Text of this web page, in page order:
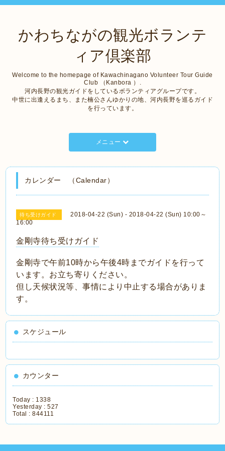
かわちながの観光ボランテ
ィア倶楽部
Welcome to the homepage of Kawachinagano Volunteer Tour Guide
Club （Kanbora ）.
河内長野の観光ガイドをしているボランティアグループです。
中世に出逢えるまち、また楠公さんゆかりの地、河内長野を巡るガイド
を行っています。
メニュー
カレンダー （Calendar）
待ち受けガイド
2018-04-22 (Sun) - 2018-04-22 (Sun) 10:00～
16:00
金剛寺待ち受けガイド
金剛寺で午前10時から午後4時までガイドを行って
います。お立ち寄りください。
但し天候状況等、事情により中止する場合がありま
す。
スケジュール
カウンター
Today : 1338
Yesterday :527
Total :844111